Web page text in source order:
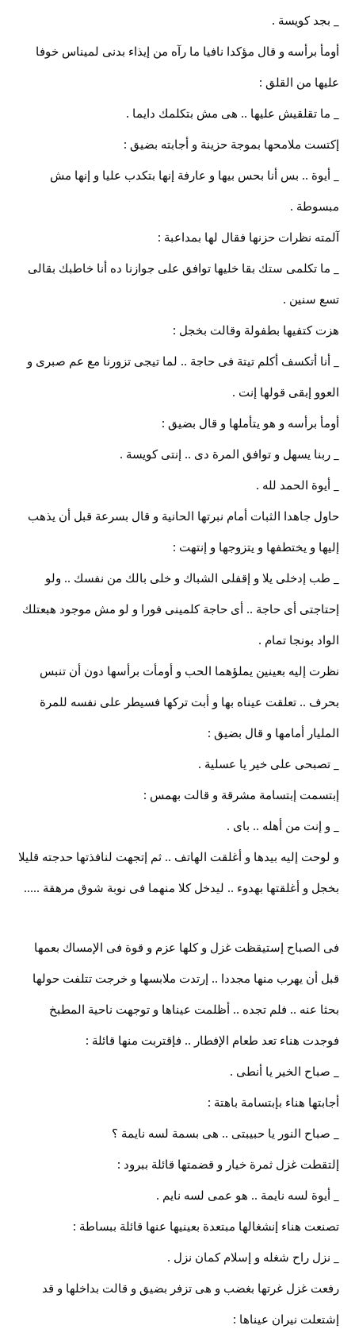
_ بجد كويسة .
أومأ برأسه و قال مؤكدا نافيا ما رآه من إيذاء بدنى لميناس خوفا
عليها من القلق :
_ ما تقلقيش عليها .. هى مش بتكلمك دايما .
إكتست ملامحها بموجة حزينة و أجابته بضيق :
_ أيوة .. بس أنا بحس بيها و عارفة إنها بتكدب عليا و إنها مش
مبسوطة .
آلمته نظرات حزنها فقال لها بمداعبة :
_ ما تكلمى ستك بقا خليها توافق على جوازنا ده أنا خاطبك بقالى
تسع سنين .
هزت كتفيها بطفولة وقالت بخجل :
_ أنا أتكسف أكلم تيتة فى حاجة .. لما تيجى تزورنا مع عم صبرى و
العوو إبقى قولها إنت .
أومأ برأسه و هو يتأملها و قال بضيق :
_ ربنا يسهل و توافق المرة دى .. إنتى كويسة .
_ أيوة الحمد لله .
حاول جاهدا الثبات أمام نبرتها الحانية و قال بسرعة قبل أن يذهب
إليها و يختطفها و يتزوجها و إنتهت :
_ طب إدخلى يلا و إقفلى الشباك و خلى بالك من نفسك .. ولو
إحتاجتى أى حاجة .. أى حاجة كلمينى فورا و لو مش موجود هبعتلك
الواد بونجا تمام .
نظرت إليه بعينين يملؤهما الحب و أومأت برأسها دون أن تنبس
بحرف .. تعلقت عيناه بها و أبت تركها فسيطر على نفسه للمرة
المليار أمامها و قال بضيق :
_ تصبحى على خير يا عسلية .
إبتسمت إبتسامة مشرقة و قالت بهمس :
_ و إنت من أهله .. باى .
و لوحت إليه بيدها و أغلقت الهاتف .. ثم إتجهت لنافذتها حدجته قليلا
بخجل و أغلقتها بهدوء .. ليدخل كلا منهما فى نوبة شوق مرهقة .....
فى الصباح إستيقظت غزل و كلها عزم و قوة فى الإمساك بعمها
قبل أن يهرب منها مجددا .. إرتدت ملابسها و خرجت تتلفت حولها
بحثا عنه .. فلم تجده .. أظلمت عيناها و توجهت ناحية المطبخ
فوجدت هناء تعد طعام الإفطار .. فإقتربت منها قائلة :
_ صباح الخير يا أنطى .
أجابتها هناء بإبتسامة باهتة :
_ صباح النور يا حبيبتى .. هى بسمة لسه نايمة ؟
إلتقطت غزل ثمرة خيار و قضمتها قائلة ببرود :
_ أيوة لسه نايمة .. هو عمى لسه نايم .
تصنعت هناء إنشغالها مبتعدة بعينيها عنها قائلة ببساطة :
_ نزل راح شغله و إسلام كمان نزل .
رفعت غزل غرتها بغضب و هى تزفر بضيق و قالت بداخلها و قد
إشتعلت نيران عيناها :